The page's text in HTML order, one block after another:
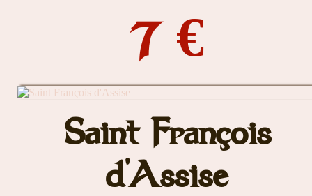
7 €
Saint François
d'Assise